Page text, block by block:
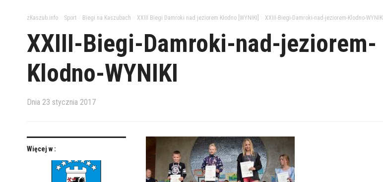
zKaszub.info> Sport> Biegi na Kaszubach XXIII Biegi Damroki nad jeziorem Kłodno [WYNIKI] XXIII-Biegi-Damroki-nad-jeziorem-Klodno-WYNIKI
XXIII-Biegi-Damroki-nad-jeziorem-
Klodno-WYNIKI
Dnia 23 stycznia 2017
Więcej w :